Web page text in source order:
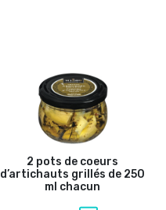
2 pots de coeurs
d’artichauts grillés de 250
ml chacun